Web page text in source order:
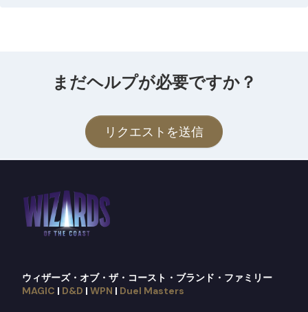
まだヘルプが必要ですか？
リクエストを送信
ウィザーズ・オブ・ザ・コースト・ブランド・ファミリー
MAGIC | D&D | WPN | Duel Masters